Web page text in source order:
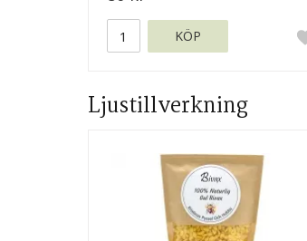
KÖP
Ljustillverkning